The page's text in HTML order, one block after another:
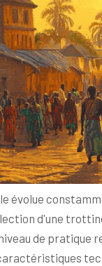
évolue
d'une
de pratique